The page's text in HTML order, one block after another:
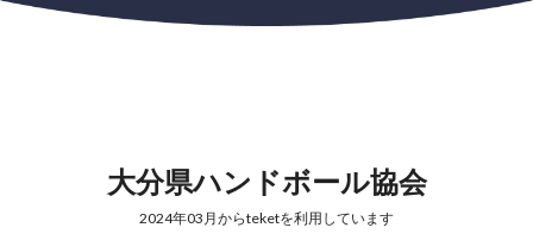
大分県ハンドボール協会
2024年03月からteketを利用しています